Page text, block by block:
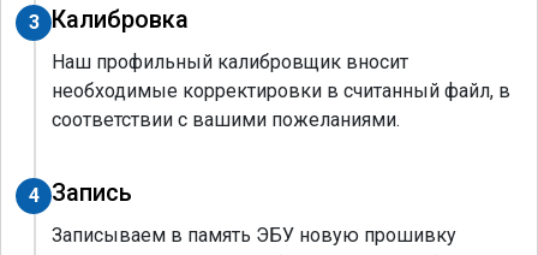
3 Калибровка
Наш профильный калибровщик вносит
необходимые корректировки в считанный файл, в
соответствии с вашими пожеланиями.
4 Запись
Записываем в память ЭБУ новую прошивку